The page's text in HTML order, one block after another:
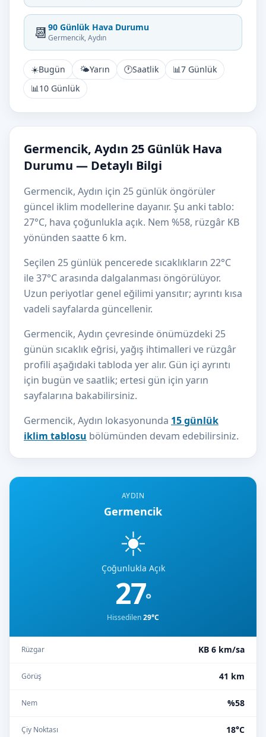
AYDIN
Germencik
☀️
Çoğunlukla Açık
27°
Hissedilen29°C
Rüzgar KB 6 km/sa
Görüş 41 km
Nem %58
Çiy Noktası 18°C
📆 90 Günlük Hava Durumu
Germencik, Aydın
☀️Bugün 🌤️Yarın 🕐Saatlik 📊7 Günlük
📊10 Günlük
Germencik, Aydın 25 Günlük Hava
Durumu — Detaylı Bilgi
Germencik, Aydın için 25 günlük öngörüler
güncel iklim modellerine dayanır. Şu anki tablo:
27°C, hava çoğunlukla açık. Nem %58, rüzgâr KB
yönünden saatte 6 km.
Seçilen 25 günlük pencerede sıcaklıkların 22°C
ile 37°C arasında dalgalanması öngörülüyor.
Uzun periyotlar genel eğilimi yansıtır; ayrıntı kısa
vadeli sayfalarda güncellenir.
Germencik, Aydın çevresinde önümüzdeki 25
günün sıcaklık eğrisi, yağış ihtimalleri ve rüzgâr
profili aşağıdaki tabloda yer alır. Gün içi ayrıntı
için bugün ve saatlik; ertesi gün için yarın
sayfalarına bakabilirsiniz.
Germencik, Aydın lokasyonunda 15 günlük
iklim tablosu bölümünden devam edebilirsiniz.